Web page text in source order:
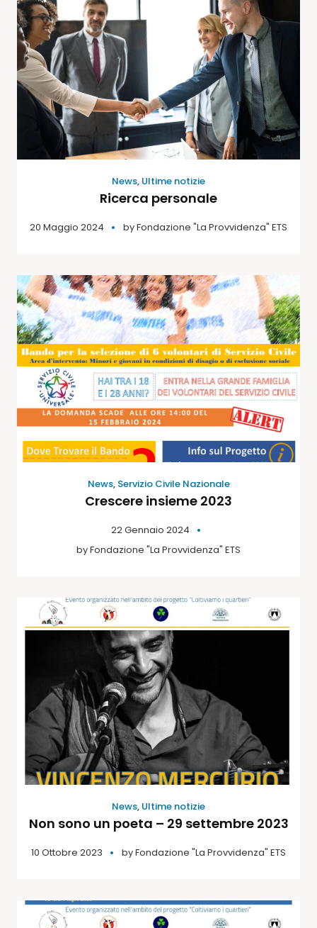
News, Ultime notizie
Ricerca personale
20 Maggio 2024 byFondazione "La Provvidenza" ETS
News, Servizio Civile Nazionale
Crescere insieme 2023
22 Gennaio 2024
byFondazione "La Provvidenza" ETS
News, Ultime notizie
Non sono un poeta – 29 settembre 2023
10 Ottobre 2023 byFondazione "La Provvidenza" ETS